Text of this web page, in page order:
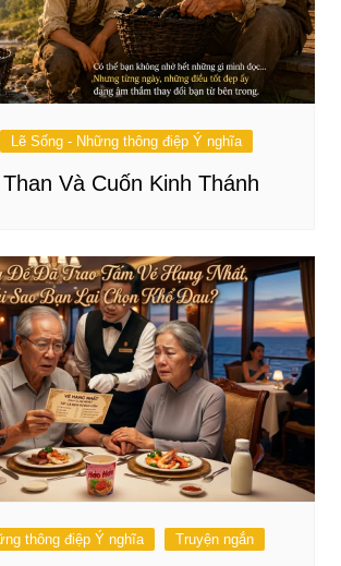
Lẽ Sống - Những thông điệp Ý nghĩa
Và Cuốn Kinh Thánh
thông điệp Ý nghĩa Truyện ngắn